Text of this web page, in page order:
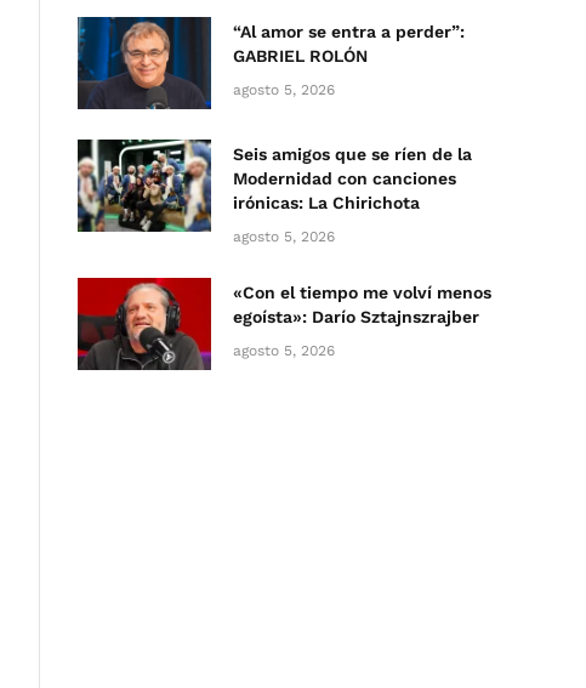
“Al amor se entra a perder”:
GABRIEL ROLÓN
agosto 5, 2026
Seis amigos que se ríen de la
Modernidad con canciones
irónicas: La Chirichota
agosto 5, 2026
«Con el tiempo me volví menos
egoísta»: Darío Sztajnszrajber
agosto 5, 2026